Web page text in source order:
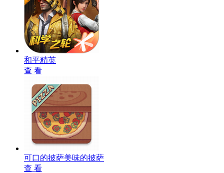
和平精英
查 看
可口的披萨美味的披萨
查 看